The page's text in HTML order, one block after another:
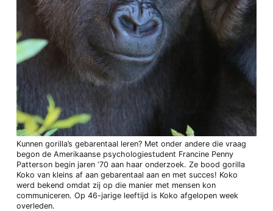
Kunnen gorilla’s gebarentaal leren? Met onder andere die vraag
begon de Amerikaanse psychologiestudent Francine Penny
Patterson begin jaren ‘70 aan haar onderzoek. Ze bood gorilla
Koko van kleins af aan gebarentaal aan en met succes! Koko
werd bekend omdat zij op die manier met mensen kon
communiceren. Op 46-jarige leeftijd is Koko afgelopen week
overleden.